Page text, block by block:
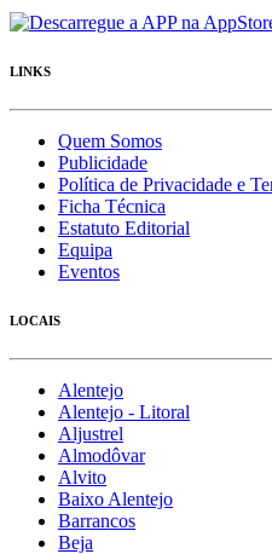
LINKS
Quem Somos
Publicidade
Política de Privacidade e
Ficha Técnica
Estatuto Editorial
Equipa
Eventos
LOCAIS
Alentejo
Alentejo - Litoral
Aljustrel
Almodôvar
Alvito
Baixo Alentejo
Barrancos
Beja